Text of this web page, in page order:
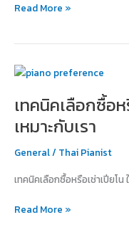
เนื่อง?
Read More »
เทคนิคเลือกซื้อห
เหมาะกับเรา
General/ Thai Pianist
เทคนิคเลือกซื้อหรือเช่าเปียโน
เทคนิค
ซื้อ
เช่า
เปีย
ให้
ค่า
Read More »